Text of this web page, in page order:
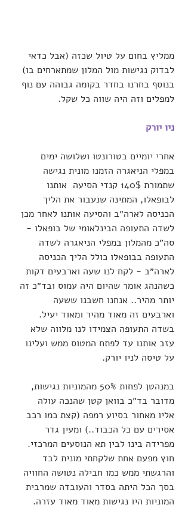
ממליץ בחום על טיול שכזה (אבל כדאי
לבדוק נגישות מול המלון שמתארחים בו)
בנוסף בחרנו בחדר בקומה גבוהה עם נוף
למפלים וזה היה שווה כל שקל.
ניו יורק
אחרי יומיים בטורונטו ושלושה ימים
במפלי הניאגרה הזמנו מונית נגישה
שתמורת 140$ קנדי הסיעה  אותנו
לבופאלו, המתינה שנעבור את הליך
הכניסה לארה״ב והסיעה אותנו לאחר מכן
לשדה התעופה הבינלאומי של בופאלו -
סה״כ מהמלון במפלי הניאגרה לשדה
התעופה בבופאלו כולל הליך הכניסה
לארה״ב - לקח לנו שעה וארבעים דקות
כשהנהג אומר שהיום היה עמוס ובד״כ זה
יותר מהיר.. אנחנו חשבנו ששעה
וארבעים זה מאוד מהיר ומאוד יעיל.
בשדה התעופה הצמידו לנו מלווה שלא
עזב אותנו עד לפתח המטוס ממש ועלינו
על טיסה לניו יורק.
במנהטן לפחות 50% מהמוניות נגישות,
מדובר בד״כ בוואן קטן שהנכה עולה
אליו מאחור בסיוע רמפה (קצת כמו רכב
אסירים עם כל הכבוד..) ומעין גדר
מפרידה בינו לבין תא הנוסעים המרכזי.
חוץ מפעם אחת שלקחתי מונית לבד
והרגשתי ממש כמו חבילה נטושה החוויה
בסך הכל היתה בסדר והעובדה שמרבית
המוניות היו נגישות מאוד מאוד עזרה.